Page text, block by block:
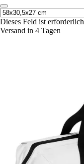
Dieses Feld ist erforderlich
Versand in 4 Tagen